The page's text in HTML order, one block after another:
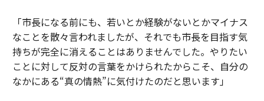
「市長になる前にも、若いとか経験がないとかマイナス
なことを散々言われましたが、それでも市長を目指す気
持ちが完全に消えることはありませんでした。やりたい
ことに対して反対の言葉をかけられたからこそ、自分の
なかにある“真の情熱”に気付けたのだと思います」